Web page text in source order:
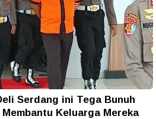
Serdang ini Tega Bunuh
Keluarga Mereka